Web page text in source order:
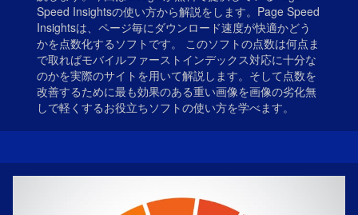
Speed Insightsの使い方から解説をします。Page Speed
Insightsは、ページ毎にダウンロード速度が快適かどう
かを点数化するソフトです。 このソフトの点数は何点ま
で取ればモバイルファーストインデックス対応に十分な
のかを実際のサイトを用いて解説します。そして点数を
改善するために最も効果のある重い画像を画像の劣化無
しで軽くするお役立ちソフトの使い方を学べます。